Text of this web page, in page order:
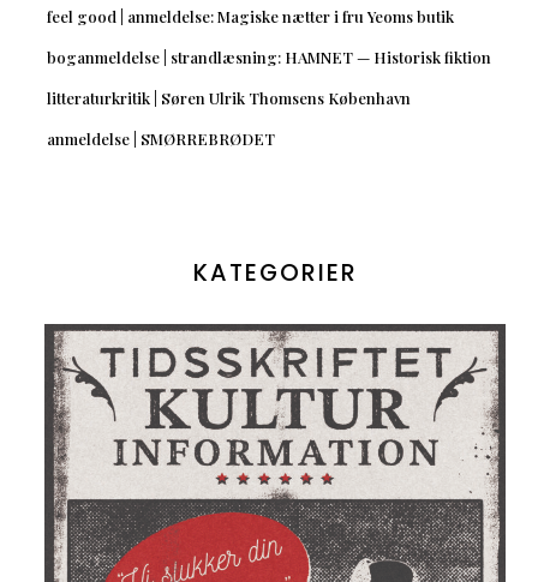
feel good | anmeldelse: Magiske nætter i fru Yeoms butik
boganmeldelse | strandlæsning: HAMNET — Historisk fiktion
litteraturkritik | Søren Ulrik Thomsens København
anmeldelse | SMØRREBRØDET
KATEGORIER